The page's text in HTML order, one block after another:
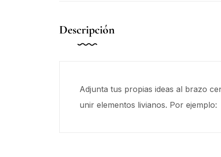
Descripción
Adjunta tus propias ideas al brazo
unir elementos livianos. Por ejemplo: